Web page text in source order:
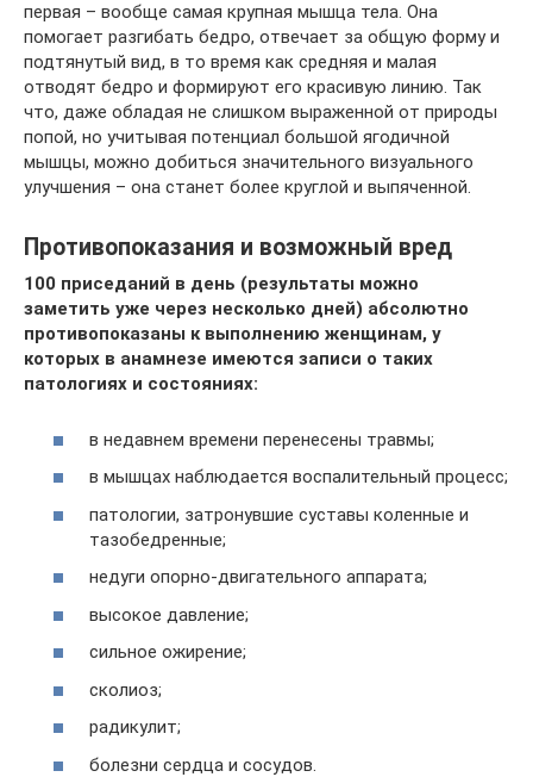
первая – вообще самая крупная мышца тела. Она
помогает разгибать бедро, отвечает за общую форму и
подтянутый вид, в то время как средняя и малая
отводят бедро и формируют его красивую линию. Так
что, даже обладая не слишком выраженной от природы
попой, но учитывая потенциал большой ягодичной
мышцы, можно добиться значительного визуального
улучшения – она станет более круглой и выпяченной.
Противопоказания и возможный вред
100 приседаний в день (результаты можно
заметить уже через несколько дней) абсолютно
противопоказаны к выполнению женщинам, у
которых в анамнезе имеются записи о таких
патологиях и состояниях:
в недавнем времени перенесены травмы;
в мышцах наблюдается воспалительный процесс;
патологии, затронувшие суставы коленные и
тазобедренные;
недуги опорно-двигательного аппарата;
высокое давление;
сильное ожирение;
сколиоз;
радикулит;
болезни сердца и сосудов.